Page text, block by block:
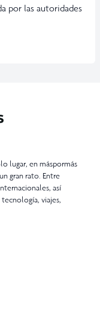
por las autoridades
lugar, en máspormás
gran rato. Entre
así
viajes,